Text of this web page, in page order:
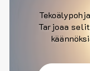
Tarjoaa